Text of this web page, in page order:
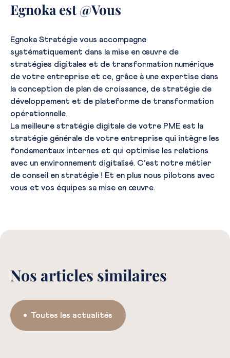
Egnoka est @Vous
Egnoka Stratégie vous accompagne
systématiquement dans la mise en œuvre de
stratégies digitales et de transformation numérique
de votre entreprise et ce, grâce à une expertise dans
la conception de plan de croissance, de stratégie de
développement et de plateforme de transformation
opérationnelle.
La meilleure stratégie digitale de votre PME est la
stratégie générale de votre entreprise qui intègre les
fondamentaux internes et qui optimise les relations
avec un environnement digitalisé. C’est notre métier
de conseil en stratégie ! Et en plus nous pilotons avec
vous et vos équipes sa mise en œuvre.
Nos articles similaires
Toutes les actualités